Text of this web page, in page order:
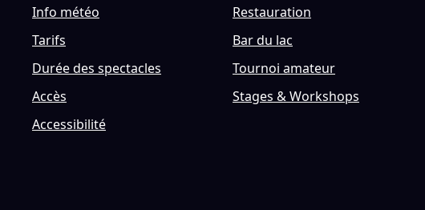
Info météo
Tarifs
Durée des spectacles
Accès
Accessibilité
Restauration
Bar du lac
Tournoi amateur
Stages & Workshops